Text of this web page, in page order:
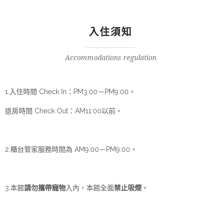
入住須知
Accommodations regulation
1.入住時間 Check In：PM3:00－PM9:00。
退房時間 Check Out：AM11:00以前。
2.櫃台管家服務時間為 AM9:00－PM9:00。
3.本館請勿攜帶寵物入內，本館全面禁止吸煙 。